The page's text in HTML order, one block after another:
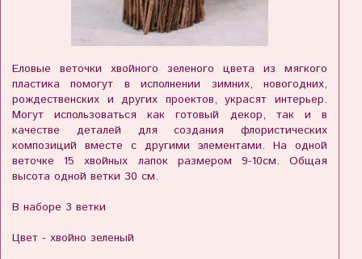
Еловые веточки хвойного зеленого цвета из мягкого
пластика помогут в исполнении зимних, новогодних,
рождественских и других проектов, украсят интерьер.
Могут использоваться как готовый декор, так и в
качестве деталей для создания флористических
композиций вместе с другими элементами. На одной
веточке 15 хвойных лапок размером 9-10см. Общая
высота одной ветки 30 см.
В наборе 3 ветки
Цвет - хвойно зеленый